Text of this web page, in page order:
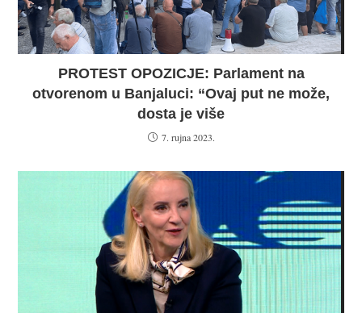
PROTEST OPOZICJE: Parlament na
otvorenom u Banjaluci: “Ovaj put ne može,
dosta je više
7. rujna 2023.